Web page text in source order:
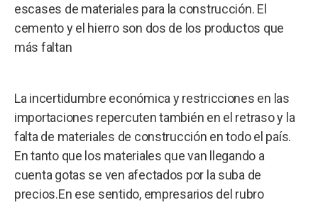
escases de materiales para la construcción. El
cemento y el hierro son dos de los productos que
más faltan
La incertidumbre económica y restricciones en las
importaciones repercuten también en el retraso y la
falta de materiales de construcción en todo el país.
En tanto que los materiales que van llegando a
cuenta gotas se ven afectados por la suba de
precios.En ese sentido, empresarios del rubro